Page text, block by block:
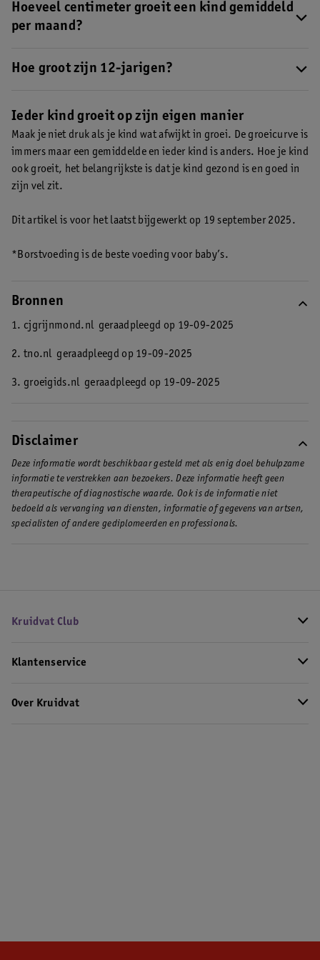
consultatiebureau.
Hoeveel centimeter groeit een kind gemiddeld
per maand?
per maand.
Hoe groot zijn 12-jarigen?
cm lang.
Ieder kind groeit op zijn eigen manier
Maak je niet druk als je kind wat afwijkt in groei. De groeicurve is
immers maar een gemiddelde en ieder kind is anders. Hoe je kind
ook groeit, het belangrijkste is dat je kind gezond is en goed in
zijn vel zit.
Dit artikel is voor het laatst bijgewerkt op 19 september 2025.
*Borstvoeding is de beste voeding voor baby’s.
Bronnen
1. cjgrijnmond.nl geraadpleegd op 19-09-2025
2. tno.nl geraadpleegd op 19-09-2025
3. groeigids.nl geraadpleegd op 19-09-2025
Disclaimer
Deze informatie wordt beschikbaar gesteld met als enig doel behulpzame
informatie te verstrekken aan bezoekers. Deze informatie heeft geen
therapeutische of diagnostische waarde. Ook is de informatie niet
bedoeld als vervanging van diensten, informatie of gegevens van artsen,
specialisten of andere gediplomeerden en professionals.
Kruidvat Club
Klantenservice
Over Kruidvat